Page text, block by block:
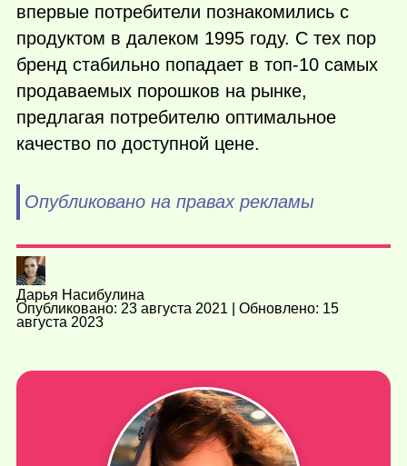
впервые потребители познакомились с
продуктом в далеком 1995 году. С тех пор
бренд стабильно попадает в топ-10 самых
продаваемых порошков на рынке,
предлагая потребителю оптимальное
качество по доступной цене.
Опубликовано на правах рекламы
Дарья Насибулина
Опубликовано: 23 августа 2021 | Обновлено: 15
августа 2023